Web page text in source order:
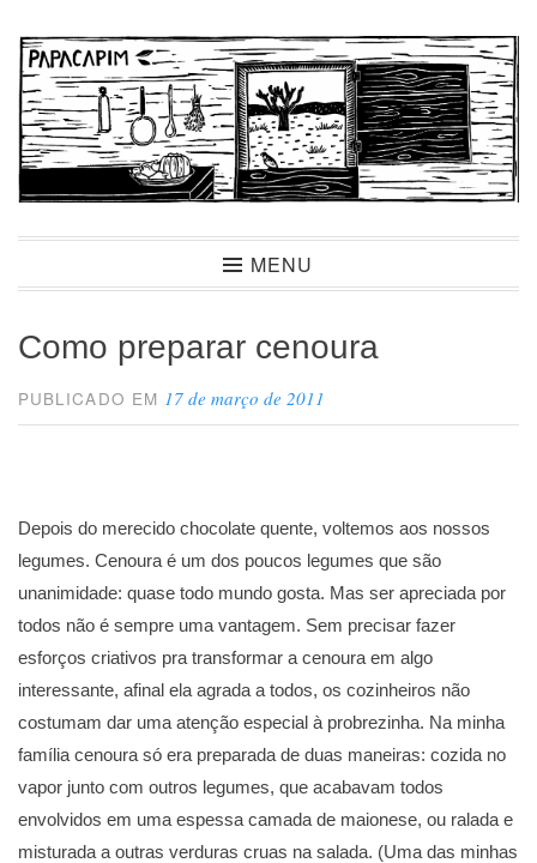
para
conteúdo
PapacapimMENU
Como preparar cenoura
PUBLICADO EM 17 de março de 2011
Depois do merecido chocolate quente, voltemos aos nossos
legumes. Cenoura é um dos poucos legumes que são
unanimidade: quase todo mundo gosta. Mas ser apreciada por
todos não é sempre uma vantagem. Sem precisar fazer
esforços criativos pra transformar a cenoura em algo
interessante, afinal ela agrada a todos, os cozinheiros não
costumam dar uma atenção especial à probrezinha. Na minha
família cenoura só era preparada de duas maneiras: cozida no
vapor junto com outros legumes, que acabavam todos
envolvidos em uma espessa camada de maionese, ou ralada e
misturada a outras verduras cruas na salada. (Uma das minhas